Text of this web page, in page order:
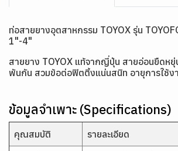
ท่อสายยางอุตสาหกรรม TOYOX รุ่น
1"-4"
สายยาง TOYOX แท้จากญี่ปุ่น สายอ่อนยืดห
พันกัน สวมข้อต่อฟิตติ้งแน่นสนิท อายุการใช้ง
ข้อมูลจำเพาะ (Specifications)
คุณสมบัติ รายละเอียด